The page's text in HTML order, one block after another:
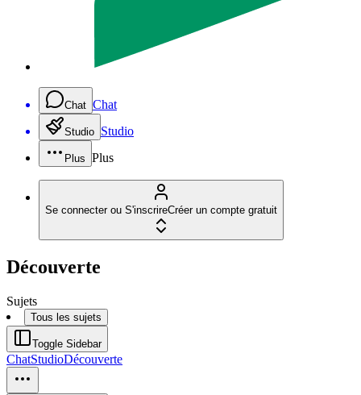
Chat Chat
Studio Studio
Plus Plus
Se connecter ou S'inscrireCréer un compte gratuit
Découverte
Sujets
Tous les sujets
Toggle Sidebar
ChatStudioDécouverte